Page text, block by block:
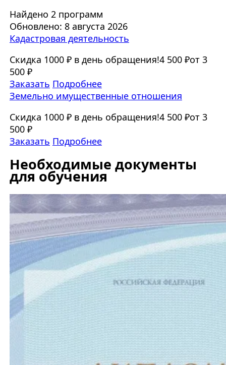
Найдено 2 программ
Обновлено: 8 августа 2026
Кадастровая деятельность
Скидка 1000 ₽ в день обращения!4 500 ₽от 3
500 ₽
Заказать Подробнее
Земельно имущественные отношения
Скидка 1000 ₽ в день обращения!4 500 ₽от 3
500 ₽
Заказать Подробнее
Необходимые документы
для обучения